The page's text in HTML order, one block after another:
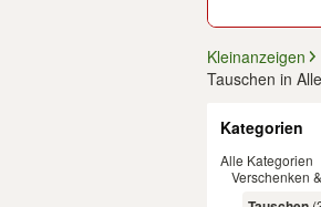
Kleinanzeigen
Tauschen in
Kategorien
Alle Kategorien
Verschenken